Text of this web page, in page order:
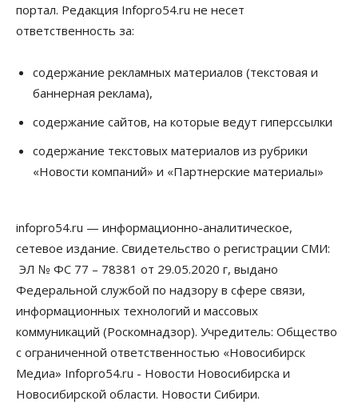
Власть Общество
Запуск проекта по малой авиации в регионах
Бизнес Недвижимость
уровне 2020 года
Бизнес Общество
Бизнес Власть
Транспортный коридор Абакан-Бийск предлагают
09 Августа 2026, 16:00
Бизнес Общество
«Солнечный день» приватизирует
муниципальное имущество в Новосибирске
09 Августа 2026, 15:00
портал. Редакция Infopro54.ru не несет
ответственность за:
содержание рекламных материалов (текстовая и
баннерная реклама),
содержание сайтов, на которые ведут гиперссылки
содержание текстовых материалов из рубрики
«Новости компаний» и «Партнерские материалы»
infopro54.ru — информационно-аналитическое,
сетевое издание. Свидетельство о регистрации СМИ:
ЭЛ № ФС 77 – 78381 от 29.05.2020 г, выдано
Федеральной службой по надзору в сфере связи,
информационных технологий и массовых
коммуникаций (Роскомнадзор). Учредитель: Общество
с ограниченной ответственностью «Новосибирск
Медиа» Infopro54.ru - Новости Новосибирска и
Новосибирской области. Новости Сибири.